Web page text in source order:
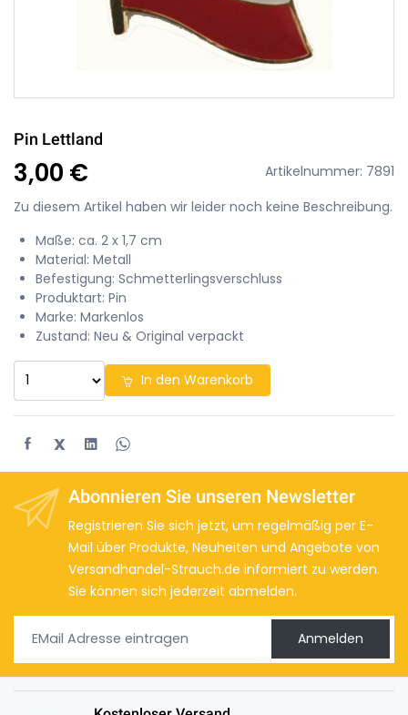
Pin Lettland
3,00 €
Artikelnummer: 7891
Zu diesem Artikel haben wir leider noch keine Beschreibung.
Maße: ca. 2 x 1,7 cm
Material: Metall
Befestigung: Schmetterlingsverschluss
Produktart: Pin
Marke: Markenlos
Zustand: Neu & Original verpackt
In den Warenkorb
X
Abonnieren Sie unseren Newsletter
Registrieren Sie sich jetzt, um regelmäßig per E-
Mail über Produkte, Neuheiten und Angebote von
Versandhandel-Strauch.de informiert zu werden.
Sie können sich jederzeit abmelden.
Anmelden